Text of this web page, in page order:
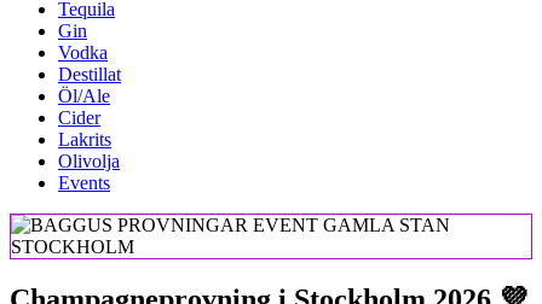
Tequila
Gin
Vodka
Destillat
Öl/Ale
Cider
Lakrits
Olivolja
Events